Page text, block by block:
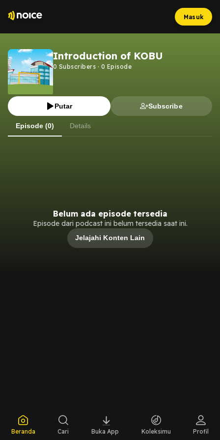
Masuk
Introduction of KOBU
0 Subscribers · 0 Episode
Putar Subscribe
Episode (0) Details
Belum ada episode tersedia
Episode dari podcast ini belum tersedia saat ini.
Jelajahi Konten Lain
Beranda Cari Buka App Koleksimu Profil